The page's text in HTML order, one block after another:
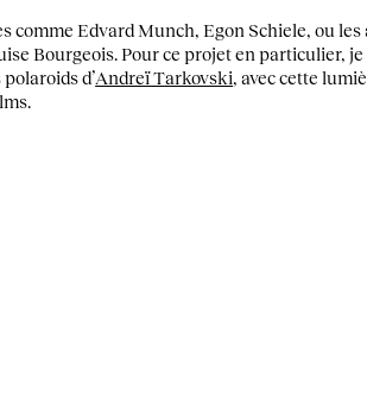
Edvard Munch, Egon Schiele, ou
Bourgeois. Pour ce projet en particulier,
d’Andreï Tarkovski, avec cette